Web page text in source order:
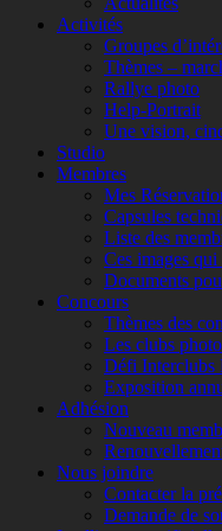
Activités
Groupes
Thèmes –
Rallye photo
Help-Portrait
Une vision,
Studio
Membres
Mes
Capsules
Liste des
Ces images qui
Documents
Concours
Thèmes des
Les clubs
Défi Interclubs
Exposition
Adhésion
Nouveau
Nous joindre
Contacter la
Demande de